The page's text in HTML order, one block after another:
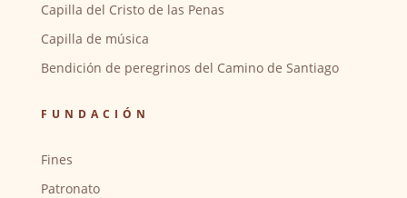
Capilla del Cristo de las Penas
Capilla de música
Bendición de peregrinos del Camino de Santiago
FUNDACIÓN
Fines
Patronato